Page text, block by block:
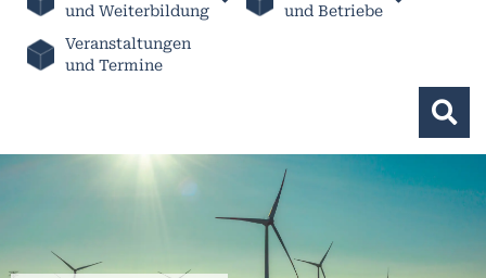
und Weiterbildung
und Betriebe
Veranstaltungen
und Termine